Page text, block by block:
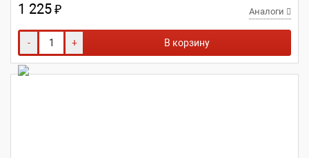
1 225₽ Аналоги
- + В корзину